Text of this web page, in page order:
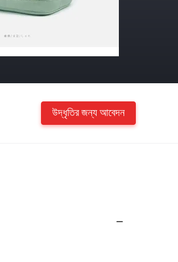
উদ্ধৃতির জন্য আবেদন